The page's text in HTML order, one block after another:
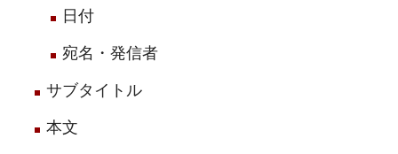
日付
宛名・発信者
サブタイトル
本文